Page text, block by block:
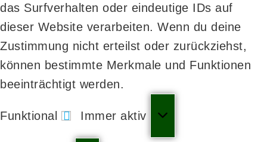
das Surfverhalten oder eindeutige IDs auf
dieser Website verarbeiten. Wenn du deine
Zustimmung nicht erteilst oder zurückziehst,
können bestimmte Merkmale und Funktionen
beeinträchtigt werden.
Funktional Immer aktiv